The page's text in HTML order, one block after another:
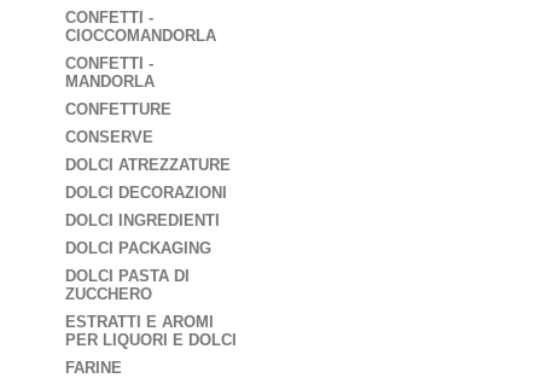
CONFETTI -
CIOCCOMANDORLA
CONFETTI -
MANDORLA
CONFETTURE
CONSERVE
DOLCI ATREZZATURE
DOLCI DECORAZIONI
DOLCI INGREDIENTI
DOLCI PACKAGING
DOLCI PASTA DI
ZUCCHERO
ESTRATTI E AROMI
PER LIQUORI E DOLCI
FARINE